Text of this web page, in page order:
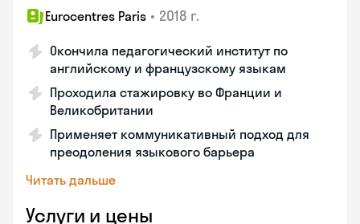
Eurocentres Paris • 2018 г.
Окончила педагогический институт по
английскому и французскому языкам
Проходила стажировку во Франции и
Великобритании
Применяет коммуникативный подход для
преодоления языкового барьера
Читать дальше
Услуги и цены